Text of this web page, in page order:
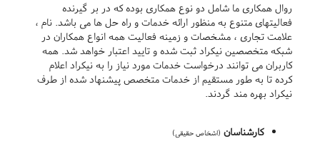
روال همکاری ما شامل دو نوع همکاری بوده که در بر گیرنده
فعالیتهای متنوع به منظور ارائه خدمات و راه حل ها می باشد. نام ،
علامت تجاری ، مشخصات و زمینه فعالیت همه انواع همکاران در
شبکه متخصصین نیکراد ثبت شده و تایید اعتبار خواهد شد. همه
کاربران می توانند درخواست خدمات مورد نیاز را به نیکراد اعلام
کرده تا به طور مستقیم از خدمات متخصص پیشنهاد شده از طرف
نیکراد بهره مند گردند.
کارشناسان (اشخاص حقیقی)